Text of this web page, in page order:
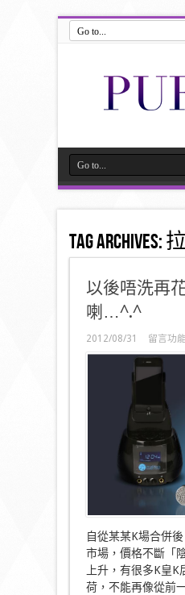
Tag Archives:
以後唔洗再
喇…^.^
2012/08/31
在
〈以
後
唔
再
多
錢
唱
K
^.^〉
留言功
自從某某K場合併
市場，價格不斷「
上升，有很多K皇
荷，不能再像從前